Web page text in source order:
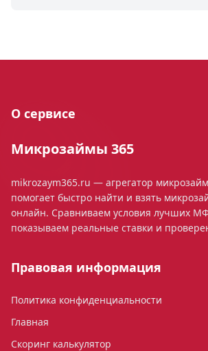
О сервисе
Микрозаймы 365
mikrozaym365.ru — агрегатор
помогает быстро найти и взять
онлайн. Сравниваем условия лучших
показываем реальные ставки и
Правовая информация
Политика конфиденциальности
Главная
Скоринг калькулятор